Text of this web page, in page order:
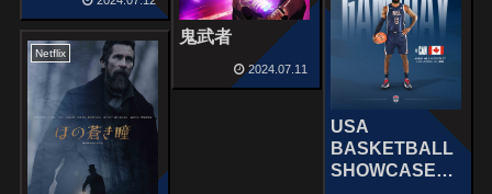
鬼武者
2024.07.11
USA
BASKETBALL
SHOWCASE
Netflix